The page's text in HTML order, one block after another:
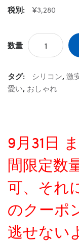
税別:
¥3,280
数量
タグ: シリコン, 激
愛い, おしゃれ
9月31日
間限定数
可、それ
のクーポ
逃せない